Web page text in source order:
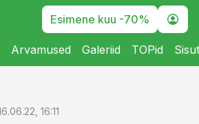
Esimene kuu -70%
Arvamused Galeriid TOPid
16:11